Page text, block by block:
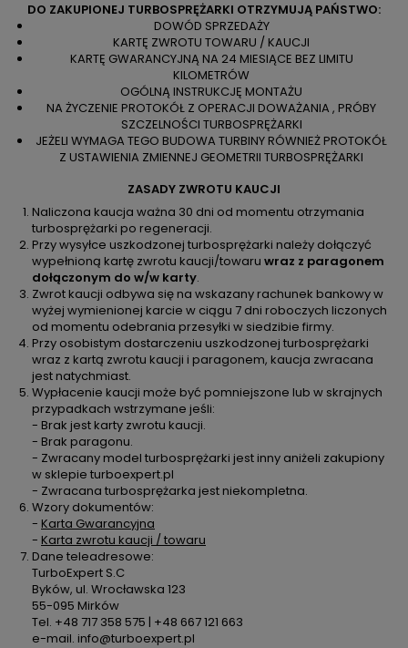
DO ZAKUPIONEJ TURBOSPRĘŻARKI OTRZYMUJĄ PAŃSTWO:
DOWÓD SPRZEDAŻY
KARTĘ ZWROTU TOWARU / KAUCJI
KARTĘ GWARANCYJNĄ NA 24 MIESIĄCE BEZ LIMITU
KILOMETRÓW
OGÓLNĄ INSTRUKCJĘ MONTAŻU
NA ŻYCZENIE PROTOKÓŁ Z OPERACJI DOWAŻANIA , PRÓBY
SZCZELNOŚCI TURBOSPRĘŻARKI
JEŻELI WYMAGA TEGO BUDOWA TURBINY RÓWNIEŻ PROTOKÓŁ
Z USTAWIENIA ZMIENNEJ GEOMETRII TURBOSPRĘŻARKI
ZASADY ZWROTU KAUCJI
Naliczona kaucja ważna 30 dni od momentu otrzymania
turbosprężarki po regeneracji.
Przy wysyłce uszkodzonej turbosprężarki należy dołączyć
wypełnioną kartę zwrotu kaucji/towaru wraz z paragonem
dołączonym do w/w karty.
Zwrot kaucji odbywa się na wskazany rachunek bankowy w
wyżej wymienionej karcie w ciągu 7 dni roboczych liczonych
od momentu odebrania przesyłki w siedzibie firmy.
Przy osobistym dostarczeniu uszkodzonej turbosprężarki
wraz z kartą zwrotu kaucji i paragonem, kaucja zwracana
jest natychmiast.
Wypłacenie kaucji może być pomniejszone lub w skrajnych
przypadkach wstrzymane jeśli:
- Brak jest karty zwrotu kaucji.
- Brak paragonu.
- Zwracany model turbosprężarki jest inny aniżeli zakupiony
w sklepie turboexpert.pl
- Zwracana turbosprężarka jest niekompletna.
Wzory dokumentów:
- Karta Gwarancyjna
- Karta zwrotu kaucji / towaru
Dane teleadresowe:
TurboExpert S.C
Byków, ul. Wrocławska 123
55-095 Mirków
Tel. +48 717 358 575 | +48 667 121 663
e-mail. info@turboexpert.pl